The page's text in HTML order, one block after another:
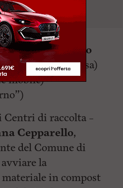
ritiro a domicilio
(da rete fissa)
mobile)
Centri di raccolta –
Cepparello,
del Comune di
la
in compost